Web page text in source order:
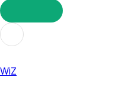
LIKT GROZĀ
WiZ